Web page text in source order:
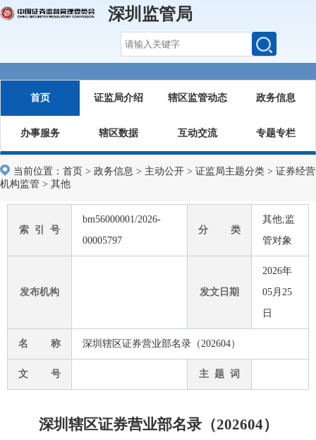
深圳监管局
首页 证监局介绍 辖区监管动态 政务信息
办事服务 辖区数据 互动交流 专题专栏
当前位置： 首页 > 政务信息 > 主动公开 > 证监局主题分类 > 证券经营
机构监管 > 其他
索 引 号
bm56000001/2026-
00005797
分 类
其他;监
管对象
发布机构 发文日期
2026年
05月25
日
名 称 深圳辖区证券营业部名录（202604）
文 号 主 题 词
深圳辖区证券营业部名录（202604）